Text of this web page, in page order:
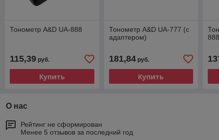
Тонометр A&D UA-888
115,39 руб.
Купить
Тонометр A&D UA-777 (с
адаптером)
181,84руб.
Купить
О нас
Рейтинг не сформирован
Менее 5 отзывов за последний год